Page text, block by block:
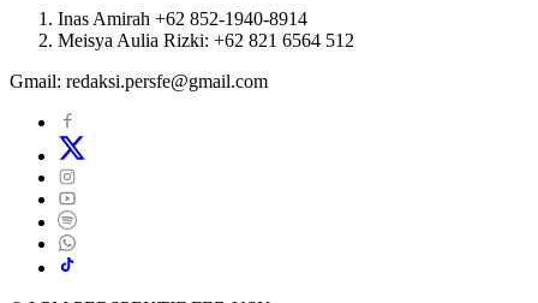
Inas Amirah +62 852-1940-8914
Meisya Aulia Rizki: +62 821 6564 512
Gmail: redaksi.persfe@gmail.com